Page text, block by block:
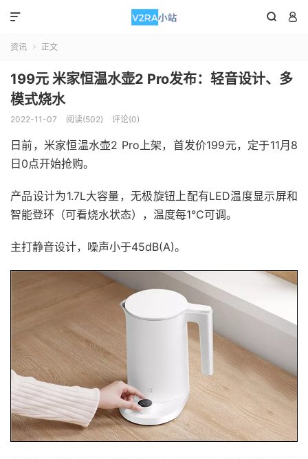
 

资讯  正文
199元 米家恒温水壶2 Pro发布：轻音设计、多
模式烧水
2022-11-07 阅读(502) 评论(0)
日前，米家恒温水壶2 Pro上架，首发价199元，定于11月8
日0点开始抢购。
产品设计为1.7L大容量，无极旋钮上配有LED温度显示屏和
智能登环（可看烧水状态），温度每1℃可调。
主打静音设计，噪声小于45dB(A)。